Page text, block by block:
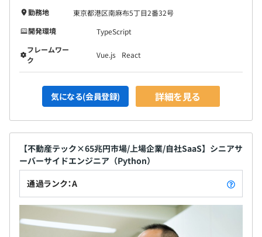
勤務地
東京都港区南麻布5丁目2番32号
開発環境
TypeScript
フレームワー
ク
Vue.js React
気になる(会員登録) 詳細を見る
【不動産テック×65兆円市場/上場企業/自社SaaS】シニアサ
ーバーサイドエンジニア（Python）
通過ランク：A